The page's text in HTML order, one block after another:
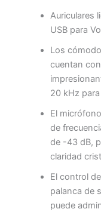
Auriculares
USB para
Los
cuentan
20 kHz
El
de
de -43 dB,
claridad
El control
palanca de
puede